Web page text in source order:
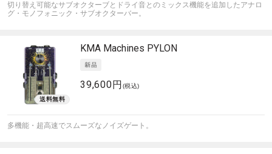
切り替え可能なサブオクターブとドライ音とのミックス機能を追加したアナロ
グ・モノフォニック・サブオクターバー。
KMA Machines PYLON
39,600円 (税込)
多機能・超高速でスムーズなノイズゲート。